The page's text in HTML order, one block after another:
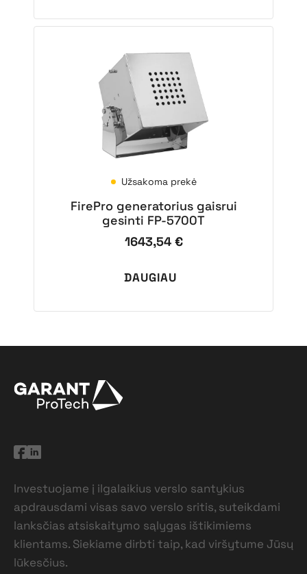
Užsakoma prekė
FirePro generatorius gaisrui
gesinti FP-5700T
1643,54 €
DAUGIAU
Investuojame į ilgalaikius verslo santykius
apdrausdami visas savo verslo sritis, suteikdami
lanksčias atsiskaitymo sąlygas ištikimiems
klientams. Siekiame dirbti taip, kad viršytume Jūsų
lūkesčius.